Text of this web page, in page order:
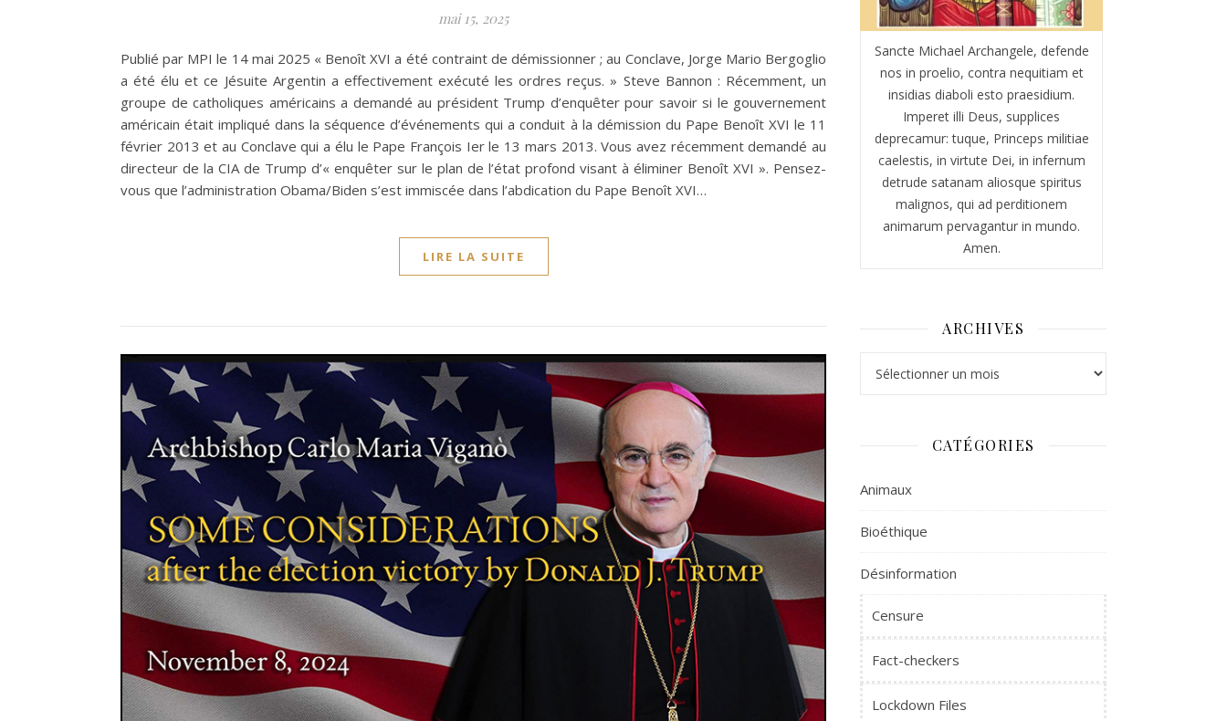
mai 15, 2025
Publié par MPI le 14 mai 2025 « Benoît XVI a été contraint de démissionner ; au Conclave, Jorge Mario Bergoglio
a été élu et ce Jésuite Argentin a effectivement exécuté les ordres reçus. » Steve Bannon : Récemment, un
groupe de catholiques américains a demandé au président Trump d’enquêter pour savoir si le gouvernement
américain était impliqué dans la séquence d’événements qui a conduit à la démission du Pape Benoît XVI le 11
février 2013 et au Conclave qui a élu le Pape François Ier le 13 mars 2013. Vous avez récemment demandé au
directeur de la CIA de Trump d’« enquêter sur le plan de l’état profond visant à éliminer Benoît XVI ». Pensez-
vous que l’administration Obama/Biden s’est immiscée dans l’abdication du Pape Benoît XVI…
LIRE LA SUITE
Sancte Michael Archangele, defende
nos in proelio, contra nequitiam et
insidias diaboli esto praesidium.
Imperet illi Deus, supplices
deprecamur: tuque, Princeps militiae
caelestis, in virtute Dei, in infernum
detrude satanam aliosque spiritus
malignos, qui ad perditionem
animarum pervagantur in mundo.
Amen.
ARCHIVES
CATÉGORIES
Animaux
Bioéthique
Désinformation
Censure
Fact-checkers
Lockdown Files